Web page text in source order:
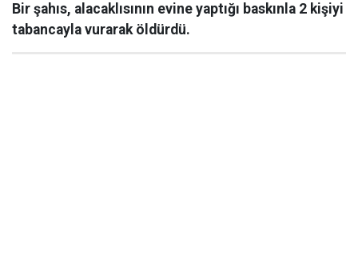
Bir şahıs, alacaklısının evine yaptığı baskınla 2 kişiyi
tabancayla vurarak öldürdü.